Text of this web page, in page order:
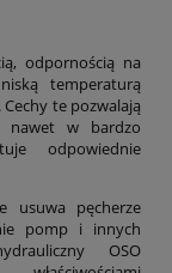
odpornością na
temperaturą
Cechy te pozwalają
nawet w bardzo
odpowiednie
usuwa pęcherze
pomp i innych
OSO